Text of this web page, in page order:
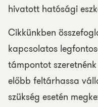
hivatott hatósági
Cikkünkben
kapcsolatos
támpontot
előbb feltárhassa
szükség esetén